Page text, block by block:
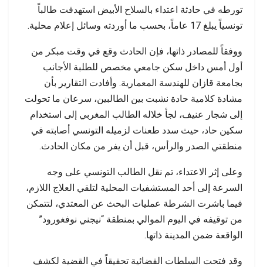
تورطه في حادثة اعتداء بالسلاح الأبيض استهدفت طالباً
تونسياً يبلغ 17 عاماً، بحسب ما أوردته وسائل إعلام محلية.
ووفقاً للمصادر ذاتها، فإن الحادث وقع في وقت مبكر من
أول أمس داخل سكن جامعي مخصص للطلبة الأجانب
بجامعة قازان للهندسة المعمارية. وأفادت التقارير بأن
مشادة كلامية حادة نشبت بين الطالبين، سرعان ما تحولت
إلى شجار عنيف، لجأ خلاله الطالب المغربي إلى استخدام
سكين حاد، حيث سدد طعنات لزميله التونسي أصابته في
منطقتي الصدر والرأس، قبل أن يفر من مكان الحادث.
وعلى إثر الاعتداء، تم نقل الطالب التونسي على وجه
السرعة إلى أحد المستشفيات المحلية لتلقي العلاج اللازم،
فيما باشرت الشرطة عمليات البحث عن المعتدي، لتتمكن
من توقيفه في اليوم الموالي بمنطقة “نيجني نوفغورود”
الواقعة ضمن المدينة ذاتها.
وقد فتحت السلطات القضائية تحقيقاً في القضية لكشف